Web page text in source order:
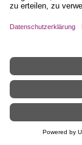
9,90€